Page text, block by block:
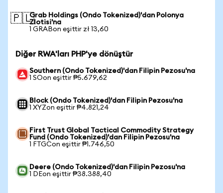
🇵🇱Grab Holdings (Ondo Tokenized)'dan Polonya
Zlotisi'na
1 GRABon eşittir zł 13,60
Diğer RWA'ları PHP'ye dönüştür
Southern (Ondo Tokenized)'dan Filipin Pezosu'na
1 SOon eşittir ₱5.679,62
Block (Ondo Tokenized)'dan Filipin Pezosu'na
1 XYZon eşittir ₱4.821,24
First Trust Global Tactical Commodity Strategy
Fund (Ondo Tokenized)'dan Filipin Pezosu'na
1 FTGCon eşittir ₱1.746,50
Deere (Ondo Tokenized)'dan Filipin Pezosu'na
1 DEon eşittir ₱38.388,40